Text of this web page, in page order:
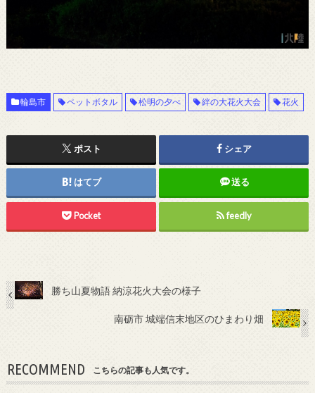
輪島市 ペットボタル 松明の夕べ 絆の大花火大会 花火
ポスト シェア
はてブ 送る
Pocket feedly
勝ち山夏物語 納涼花火大会の様子
南砺市 城端信末地区のひまわり畑
RECOMMEND こちらの記事も人気です。